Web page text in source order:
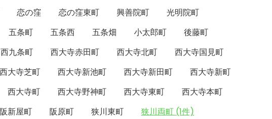
恋の窪 恋の窪東町 興善院町
光明院町
五条町 五条西 五条畑 小太郎町
後藤町
西九条町 西大寺赤田町 西大寺北町
西大寺国見町
西大寺芝町 西大寺新池町 西大寺新田町
西大寺新町
西大寺町 西大寺野神町 西大寺東町
西大寺本町
阪新屋町 阪原町 狭川東町
狭川両町 (1件)